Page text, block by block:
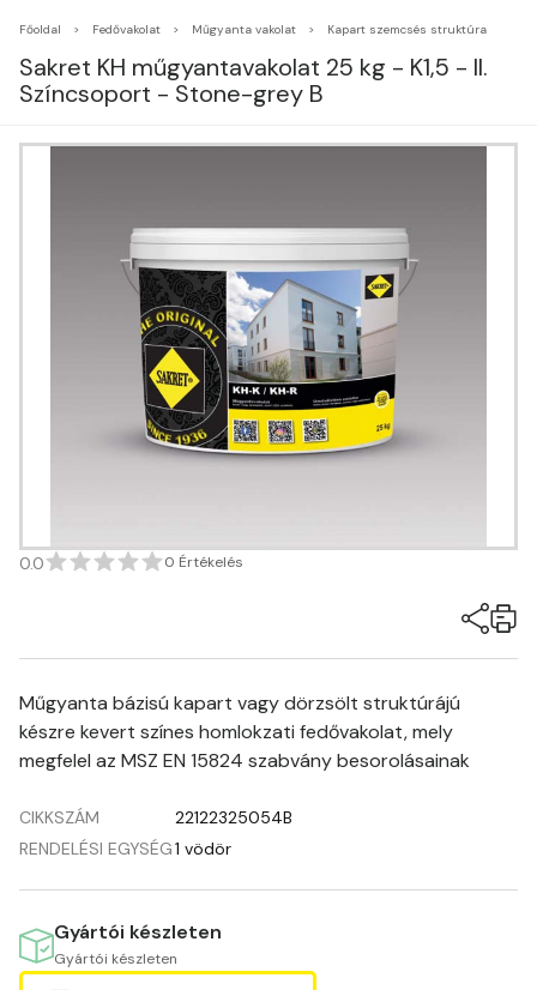
Főoldal Fedővakolat Műgyanta vakolat Kapart szemcsés struktúra
Sakret KH műgyantavakolat 25 kg - K1,5 - II.
Színcsoport - Stone-grey B
0.0 0 Értékelés
Műgyanta bázisú kapart vagy dörzsölt struktúrájú
készre kevert színes homlokzati fedővakolat, mely
megfelel az MSZ EN 15824 szabvány besorolásainak
CIKKSZÁM
22122325054B
RENDELÉSI EGYSÉG1 vödör
Gyártói készleten
Gyártói készleten